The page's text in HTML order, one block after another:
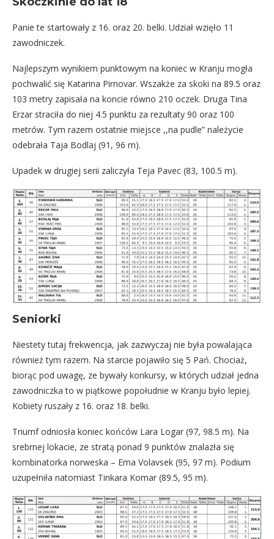
Panie te startowały z 16. oraz 20. belki. Udział wzięło 11
zawodniczek.
Najlepszym wynikiem punktowym na koniec w Kranju mogła
pochwalić się Katarina Pirnovar. Wszakże za skoki na 89.5 oraz
103 metry zapisała na koncie równo 210 oczek. Druga Tina
Erzar straciła do niej 4.5 punktu za rezultaty 90 oraz 100
metrów. Tym razem ostatnie miejsce ,,na pudle” należycie
odebrała Taja Bodlaj (91, 96 m).
Upadek w drugiej serii zaliczyła Teja Pavec (83, 100.5 m).
Seniorki
Niestety tutaj frekwencja, jak zazwyczaj nie była powalająca
również tym razem. Na starcie pojawiło się 5 Pań. Chociaż,
biorąc pod uwagę, ze bywały konkursy, w których udział jedna
zawodniczka to w piątkowe popołudnie w Kranju było lepiej.
Kobiety ruszały z 16. oraz 18. belki.
Triumf odniosła koniec końców Lara Logar (97, 98.5 m). Na
srebrnej lokacie, ze stratą ponad 9 punktów znalazła się
kombinatorka norweska – Ema Volavsek (95, 97 m). Podium
uzupełniła natomiast Tinkara Komar (89.5, 95 m).